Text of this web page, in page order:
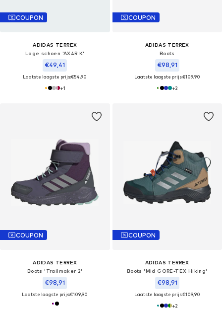
COUPON
ADIDAS TERREX
Lage schoen 'AX4R K'
€49,41
Laatste laagste prijs:€54,90
+1
COUPON
ADIDAS TERREX
Boots
€98,91
Laatste laagste prijs:€109,90
+2
COUPON
ADIDAS TERREX
Boots 'Trailmaker 2'
€98,91
Laatste laagste prijs:€109,90
COUPON
ADIDAS TERREX
Boots 'Mid GORE-TEX Hiking'
€98,91
Laatste laagste prijs:€109,90
+2